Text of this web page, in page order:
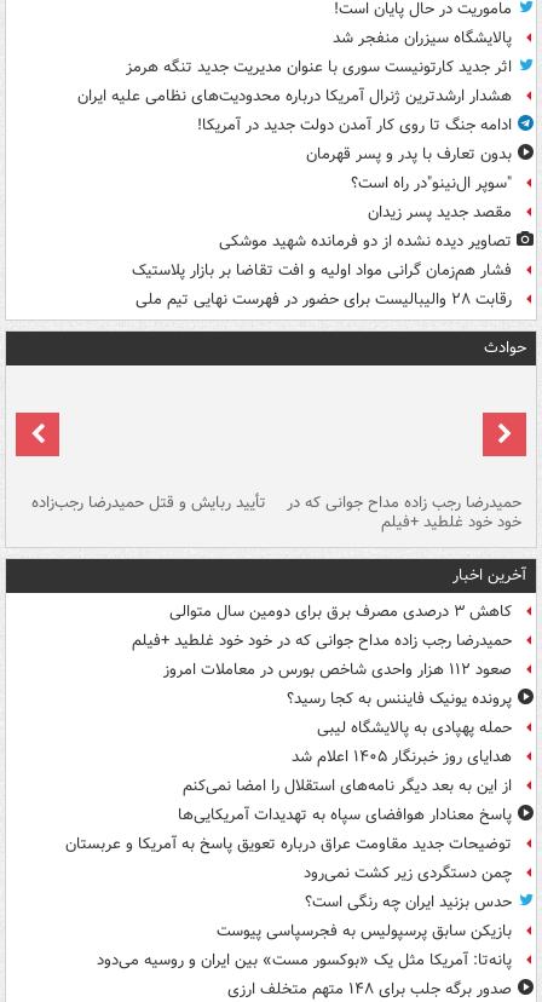
ماموریت در حال پایان است!
پالایشگاه سیزران منفجر شد
اثر جدید کارتونیست سوری با عنوان مدیریت جدید تنگه هرمز
هشدار ارشدترین ژنرال آمریکا درباره محدودیت‌های نظامی علیه ایران
ادامه جنگ تا روی کار آمدن دولت جدید در آمریکا!
بدون تعارف با پدر و پسر قهرمان
"سوپر ال‌نینو"در راه است؟
مقصد جدید پسر زیدان
تصاویر دیده‌ نشده از دو فرمانده شهید موشکی
فشار هم‌زمان گرانی مواد اولیه و افت تقاضا بر بازار پلاستیک
رقابت ۲۸ والیبالیست برای حضور در فهرست نهایی تیم ملی
حوادث
حمیدرضا رجب زاده مداح جوانی که در
خود خود غلطید +فیلم
تأیید ربایش و قتل حمیدرضا رجب‌زاده
آخرین اخبار
کاهش ۳ درصدی مصرف برق برای دومین سال متوالی
حمیدرضا رجب زاده مداح جوانی که در خود خود غلطید +فیلم
صعود ۱۱۲ هزار واحدی شاخص بورس در معاملات امروز
پرونده یونیک فایننس به کجا رسید؟
حمله پهپادی به پالایشگاه لیبی
هدایای روز خبرنگار ۱۴۰۵ اعلام شد
از این به بعد دیگر نامه‌های استقلال را امضا نمی‌کنم
پاسخ معنادار هوافضای سپاه به تهدیدات آمریکایی‌ها
توضیحات جدید مقاومت عراق درباره تعویق پاسخ به آمریکا و عربستان
چمن دستگردی زیر کشت نمی‌رود
حدس بزنید ایران چه رنگی است؟
بازیکن سابق پرسپولیس به فجرسپاسی پیوست
پانه‌تا: آمریکا مثل یک «بوکسور مست» بین ایران و روسیه می‌دود
صدور برگه جلب برای ۱۴۸ متهم متخلف ارزی